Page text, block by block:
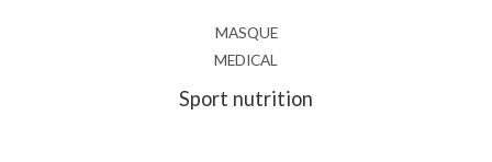
MASQUE
MEDICAL
Sport nutrition